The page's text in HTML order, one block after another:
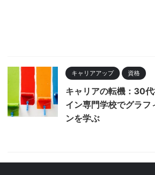
キャリアアップ 資格
キャリアの転機：30
イン専門学校でグラフ
ンを学ぶ